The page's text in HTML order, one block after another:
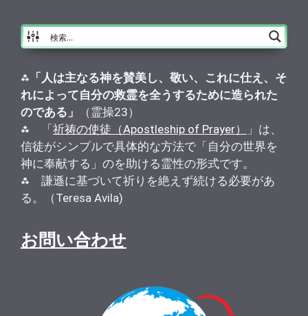
⁂ 「人は主なる神を賛美し、敬い、これに仕え、そ
れによって自分の救霊を全うするために造られた
のである」
（霊操23）
⁂ 「 祈祷の使徒（Apostleship of Prayer）
」は、
信徒がシンプルで具体的な方法で「自分の世界を
神に奉献する」のを助ける霊性の形式です。
⁂ 謙遜に基づいて祈りを絶えず続ける必要があ
る。（Teresa Avila)
お問い合わせ